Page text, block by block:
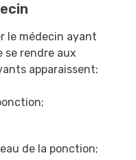
le médecin ayant
se rendre aux
apparaissent:
de la ponction;